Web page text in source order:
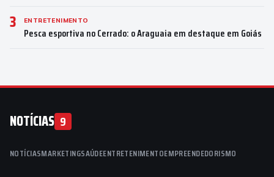
3 ENTRETENIMENTO
Pesca esportiva no Cerrado: o Araguaia em destaque em Goiás
NOTÍCIAS 9
NOTÍCIASMARKETINGSAÚDEENTRETENIMENTOEMPREENDEDORISMO